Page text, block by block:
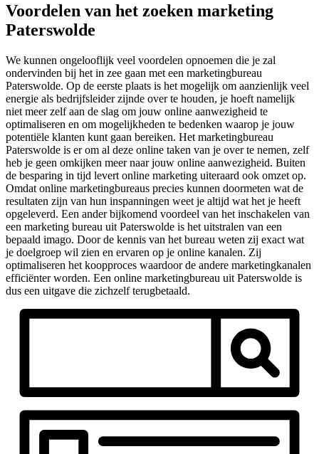
Voordelen van het zoeken marketing
Paterswolde
We kunnen ongelooflijk veel voordelen opnoemen die je zal
ondervinden bij het in zee gaan met een marketingbureau
Paterswolde. Op de eerste plaats is het mogelijk om aanzienlijk veel
energie als bedrijfsleider zijnde over te houden, je hoeft namelijk
niet meer zelf aan de slag om jouw online aanwezigheid te
optimaliseren en om mogelijkheden te bedenken waarop je jouw
potentiële klanten kunt gaan bereiken. Het marketingbureau
Paterswolde is er om al deze online taken van je over te nemen, zelf
heb je geen omkijken meer naar jouw online aanwezigheid. Buiten
de besparing in tijd levert online marketing uiteraard ook omzet op.
Omdat online marketingbureaus precies kunnen doormeten wat de
resultaten zijn van hun inspanningen weet je altijd wat het je heeft
opgeleverd. Een ander bijkomend voordeel van het inschakelen van
een marketing bureau uit Paterswolde is het uitstralen van een
bepaald imago. Door de kennis van het bureau weten zij exact wat
je doelgroep wil zien en ervaren op je online kanalen. Zij
optimaliseren het koopproces waardoor de andere marketingkanalen
efficiënter worden. Een online marketingbureau uit Paterswolde is
dus een uitgave die zichzelf terugbetaald.